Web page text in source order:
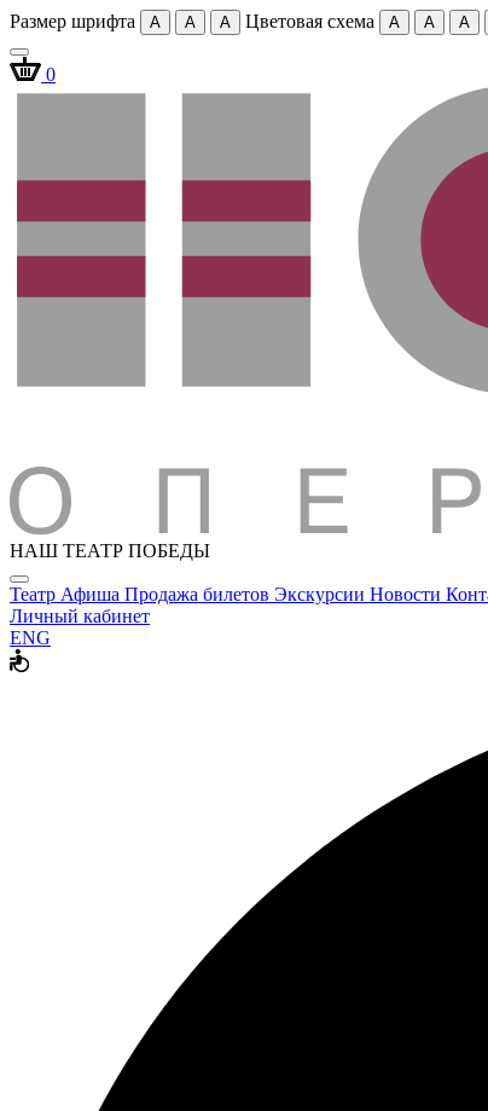
Размер шрифта A A A Цветовая схема A A A
0
НАШ ТЕАТР ПОБЕДЫ
Театр Афиша Продажа билетов Экскурсии Новости
Личный кабинет
ENG